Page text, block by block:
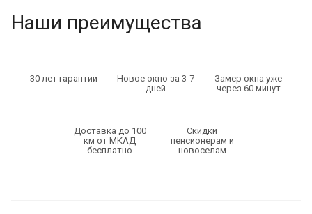
Наши преимущества
30 лет гарантии
Новое окно за 3-7
дней
Замер окна уже
через 60 минут
Доставка до 100
км от МКАД
бесплатно
Скидки
пенсионерам и
новоселам